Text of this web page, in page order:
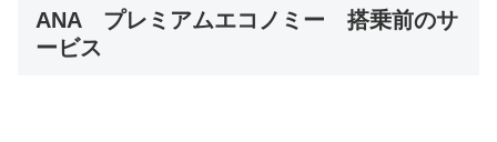
ANA プレミアムエコノミー 搭乗前のサ
ービス